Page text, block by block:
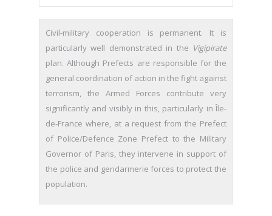
Civil-military cooperation is permanent. It is
particularly well demonstrated in the Vigipirate
plan. Although Prefects are responsible for the
general coordination of action in the fight against
terrorism, the Armed Forces contribute very
significantly and visibly in this, particularly in Île-
de-France where, at a request from the Prefect
of Police/Defence Zone Prefect to the Military
Governor of Paris, they intervene in support of
the police and gendarmerie forces to protect the
population.